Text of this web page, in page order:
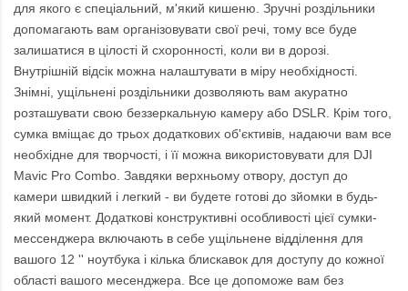
для якого є спеціальний, м'який кишеню. Зручні роздільники
допомагають вам організовувати свої речі, тому все буде
залишатися в цілості й схоронності, коли ви в дорозі.
Внутрішній відсік можна налаштувати в міру необхідності.
Знімні, ущільнені роздільники дозволяють вам акуратно
розташувати свою беззеркальную камеру або DSLR. Крім того,
сумка вміщає до трьох додаткових об'єктивів, надаючи вам все
необхідне для творчості, і її можна використовувати для DJI
Mavic Pro Combo. Завдяки верхньому отвору, доступ до
камери швидкий і легкий - ви будете готові до зйомки в будь-
який момент. Додаткові конструктивні особливості цієї сумки-
мессенджера включають в себе ущільнене відділення для
вашого 12 '' ноутбука і кілька блискавок для доступу до кожної
області вашого месенджера. Все це допоможе вам без